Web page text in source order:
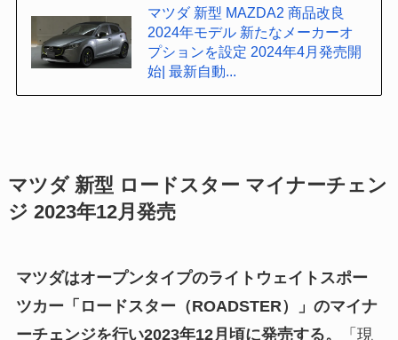
マツダ 新型 MAZDA2 商品改良
2024年モデル 新たなメーカーオ
プションを設定 2024年4月発売開
始| 最新自動...
マツダ 新型 ロードスター マイナーチェン
ジ 2023年12月発売
マツダはオープンタイプのライトウェイトスポー
ツカー「ロードスター（ROADSTER）」のマイナ
ーチェンジを行い2023年12月頃に発売する。
「現